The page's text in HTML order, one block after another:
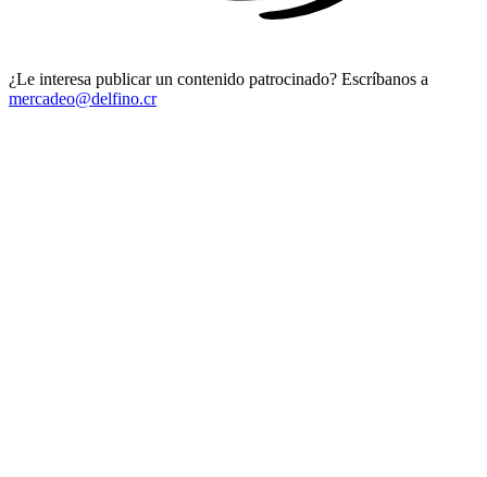
¿Le interesa publicar un contenido patrocinado? Escríbanos a
mercadeo@delfino.cr